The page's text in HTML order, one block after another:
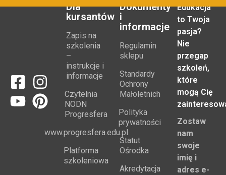
Dla
kursantów
Zapis na
szkolenia
–
instrukcje i
informacje
Czytelnia
NODN
Progresfera
www.progresfera.edu.pl
Platforma
szkoleniowa
Dokumenty
i
informacje
Regulamin
sklepu
Standardy
Ochrony
Małoletnich
Polityka
prywatności
Statut
Ośrodka
Akredytacja
Edukacja
to Twoja
pasja?
Nie
przegap
szkoleń,
które
mogą Cię
Zostaw
nam
swoje
imię i
adres e-